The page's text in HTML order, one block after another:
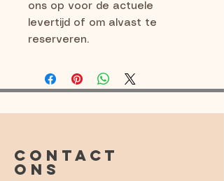
ons op voor de actuele
levertijd of om alvast te
reserveren.
CONTACT
ONS